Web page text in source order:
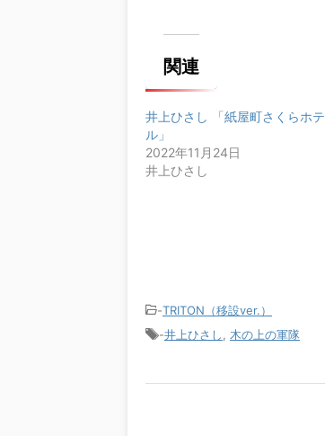
関連
井上ひさし 「紙屋町さくらホテ
ル」
2022年11月24日
井上ひさし
-TRITON（移設ver.）
-井上ひさし 木の上の軍隊